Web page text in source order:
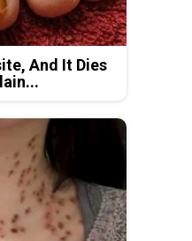
And It Dies